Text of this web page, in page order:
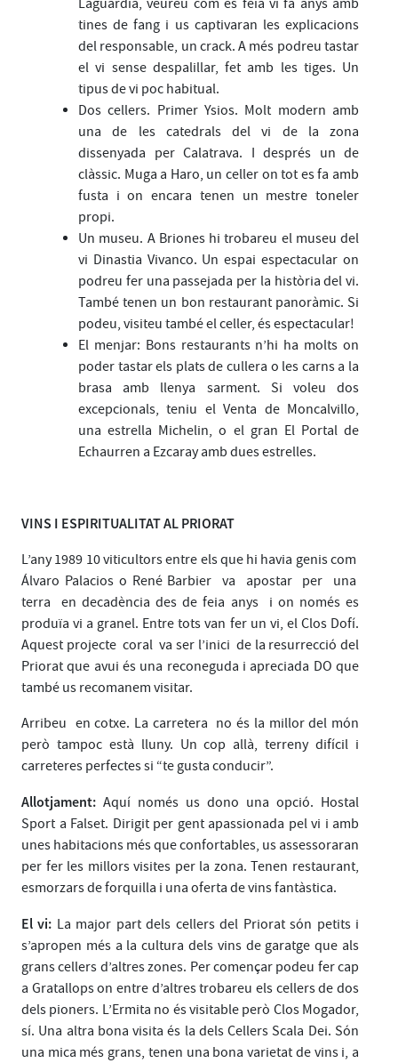
tines de fang i us captivaran les explicacions
del responsable, un crack. A més podreu tastar
el vi sense despalillar, fet amb les tiges. Un
tipus de vi poc habitual.
Dos cellers. Primer Ysios. Molt modern amb
una de les catedrals del vi de la zona
dissenyada per Calatrava. I després un de
clàssic. Muga a Haro, un celler on tot es fa amb
fusta i on encara tenen un mestre toneler
propi.
Un museu. A Briones hi trobareu el museu del
vi Dinastia Vivanco. Un espai espectacular on
podreu fer una passejada per la història del vi.
També tenen un bon restaurant panoràmic. Si
podeu, visiteu també el celler, és espectacular!
El menjar: Bons restaurants n’hi ha molts on
poder tastar els plats de cullera o les carns a la
brasa amb llenya sarment. Si voleu dos
excepcionals, teniu el Venta de Moncalvillo,
una estrella Michelin, o el gran El Portal de
Echaurren a Ezcaray amb dues estrelles.
VINS I ESPIRITUALITAT AL PRIORAT
L’any 1989 10 viticultors entre els que hi havia genis com
Álvaro Palacios o René Barbier va apostar per una
terra en decadència des de feia anys i on només es
produïa vi a granel. Entre tots van fer un vi, el Clos Dofí.
Aquest projecte coral va ser l’inici de la resurrecció del
Priorat que avui és una reconeguda i apreciada DO que
també us recomanem visitar.
Arribeu en cotxe. La carretera no és la millor del món
però tampoc està lluny. Un cop allà, terreny difícil i
carreteres perfectes si “te gusta conducir”.
Allotjament: Aquí només us dono una opció. Hostal
Sport a Falset. Dirigit per gent apassionada pel vi i amb
unes habitacions més que confortables, us assessoraran
per fer les millors visites per la zona. Tenen restaurant,
esmorzars de forquilla i una oferta de vins fantàstica.
El vi: La major part dels cellers del Priorat són petits i
s’apropen més a la cultura dels vins de garatge que als
grans cellers d’altres zones. Per començar podeu fer cap
a Gratallops on entre d’altres trobareu els cellers de dos
dels pioners. L’Ermita no és visitable però Clos Mogador,
sí. Una altra bona visita és la dels Cellers Scala Dei. Són
una mica més grans, tenen una bona varietat de vins i, a